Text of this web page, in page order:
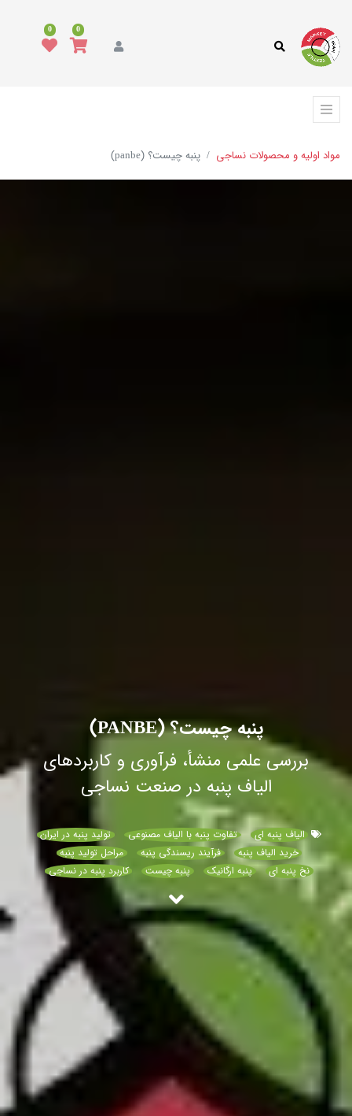
0
0
مواد اولیه و محصولات نساجی پنبه چیست؟ (panbe)
پنبه چیست؟ (PANBE)
بررسی علمی منشأ، فرآوری و کاربردهای
الیاف پنبه در صنعت نساجی
الیاف پنبه ای تفاوت پنبه با الیاف مصنوعی
تولید پنبه در ایران
خرید الیاف پنبه
فرآیند ریسندگی پنبه
مراحل تولید پنبه
نخ پنبه ای
پنبه ارگانیک پنبه چیست کاربرد پنبه در نساجی